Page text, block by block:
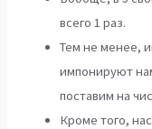
всего 1 раз.
Тем не менее,
импонируют
поставим на
Кроме того,